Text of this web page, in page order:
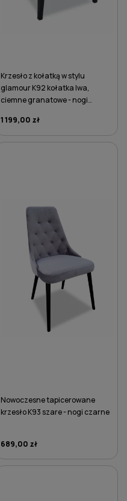
Krzesło z kołatką w stylu
glamour K92 kołatka lwa,
ciemne granatowe - nogi
1 199,00 zł
Nowoczesne tapicerowane
krzesło K93 szare - nogi czarne
689,00 zł